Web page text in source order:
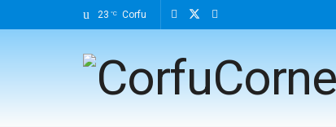
23 °C Corfu